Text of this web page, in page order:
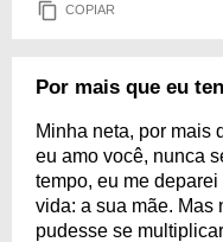
COPIAR
Por mais que eu
Minha neta, por mais
eu amo você, nunca
tempo, eu me
vida: a sua mãe. Mas
pudesse se